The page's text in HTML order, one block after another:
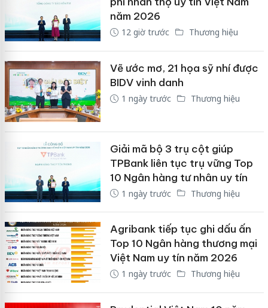
năm 2026
12 giờ trước Thương hiệu
Vẽ ước mơ, 21 họa sỹ nhí được
BIDV vinh danh
1 ngày trước Thương hiệu
Giải mã bộ 3 trụ cột giúp
TPBank liên tục trụ vững Top
10 Ngân hàng tư nhân uy tín
1 ngày trước Thương hiệu
Agribank tiếp tục ghi dấu ấn
Top 10 Ngân hàng thương mại
Việt Nam uy tín năm 2026
1 ngày trước Thương hiệu